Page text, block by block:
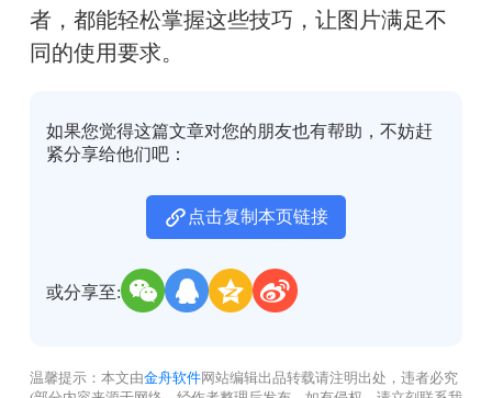
者，都能轻松掌握这些技巧，让图片满足不
同的使用要求。
如果您觉得这篇文章对您的朋友也有帮助，不妨赶
紧分享给他们吧：
点击复制本页链接
或分享至:
温馨提示：本文由金舟软件网站编辑出品转载请注明出处，违者必究